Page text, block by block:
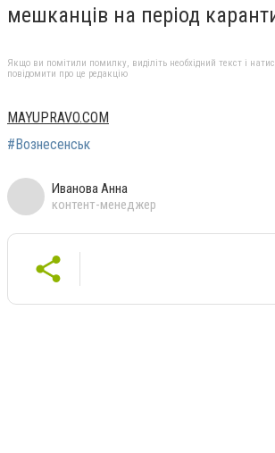
мешканців на період
Якщо ви помітили помилку, виділіть необхідний текст і
повідомити про це редакцію
MAYUPRAVO.COM
#Вознесенськ
Иванова Анна
контент-менеджер